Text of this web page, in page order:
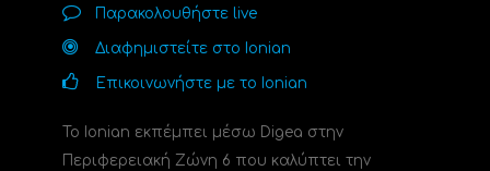
Παρακολουθήστε live
Διαφημιστείτε στο Ionian
Επικοινωνήστε με το Ionian
Το Ionian εκπέμπει μέσω Digea στην
Περιφερειακή Ζώνη 6 που καλύπτει την